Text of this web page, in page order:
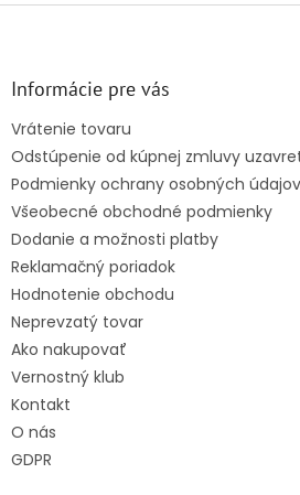
Z
Informácie pre vás
Vrátenie tovaru
Odstúpenie od kúpnej zmluvy
Podmienky ochrany osobných údajov
Všeobecné obchodné podmienky
Dodanie a možnosti platby
Reklamačný poriadok
Hodnotenie obchodu
Neprevzatý tovar
Ako nakupovať
Vernostný klub
Kontakt
O nás
GDPR